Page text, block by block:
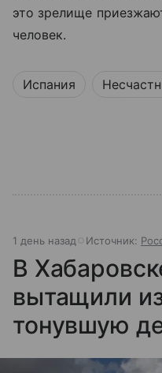
это зрелище
человек.
Испания
1 день назад Источник:
В
вытащили
тонувшую